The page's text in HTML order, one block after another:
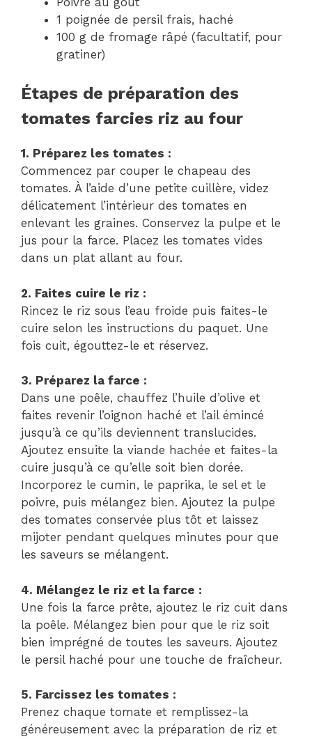
1 poignée de persil frais, haché
100 g de fromage râpé (facultatif, pour
gratiner)
Étapes de préparation des
tomates farcies riz au four
1. Préparez les tomates :
Commencez par couper le chapeau des
tomates. À l’aide d’une petite cuillère, videz
délicatement l’intérieur des tomates en
enlevant les graines. Conservez la pulpe et le
jus pour la farce. Placez les tomates vides
dans un plat allant au four.
2. Faites cuire le riz :
Rincez le riz sous l’eau froide puis faites-le
cuire selon les instructions du paquet. Une
fois cuit, égouttez-le et réservez.
3. Préparez la farce :
Dans une poêle, chauffez l’huile d’olive et
faites revenir l’oignon haché et l’ail émincé
jusqu’à ce qu’ils deviennent translucides.
Ajoutez ensuite la viande hachée et faites-la
cuire jusqu’à ce qu’elle soit bien dorée.
Incorporez le cumin, le paprika, le sel et le
poivre, puis mélangez bien. Ajoutez la pulpe
des tomates conservée plus tôt et laissez
mijoter pendant quelques minutes pour que
les saveurs se mélangent.
4. Mélangez le riz et la farce :
Une fois la farce prête, ajoutez le riz cuit dans
la poêle. Mélangez bien pour que le riz soit
bien imprégné de toutes les saveurs. Ajoutez
le persil haché pour une touche de fraîcheur.
5. Farcissez les tomates :
Prenez chaque tomate et remplissez-la
généreusement avec la préparation de riz et